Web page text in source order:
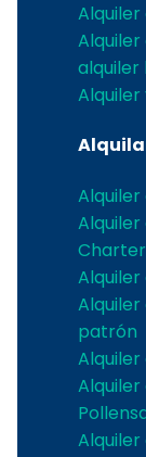
patrón